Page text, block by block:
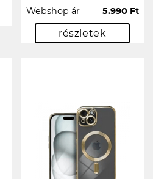
Webshop ár 5.990 Ft
részletek